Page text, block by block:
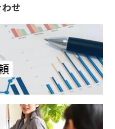
せ